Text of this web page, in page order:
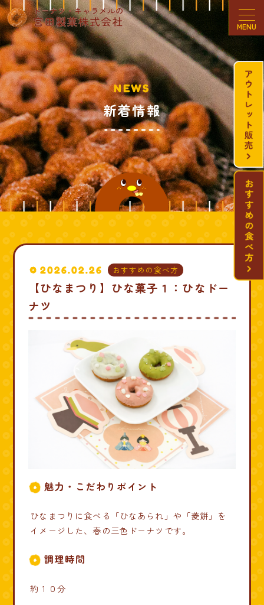
NEWS
新着情報
2026.02.26 おすすめの食べ方
【ひなまつり】ひな菓子１：ひなドー
ナツ
魅力・こだわりポイント
ひなまつりに食べる「ひなあられ」や「菱餅」を
イメージした、春の三色ドーナツです。
調理時間
約１０分
MENU